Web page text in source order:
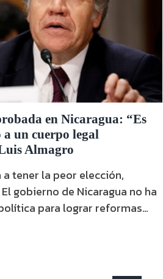
en Nicaragua: “Es
un cuerpo legal
Almagro
tener la peor elección,
para lograr reformas
Americanos), durante la